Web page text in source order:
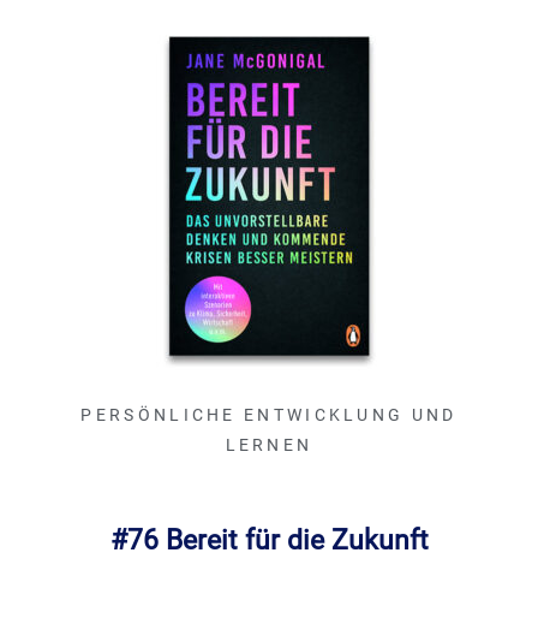
PERSÖNLICHE ENTWICKLUNG UND
LERNEN
#76 Bereit für die Zukunft